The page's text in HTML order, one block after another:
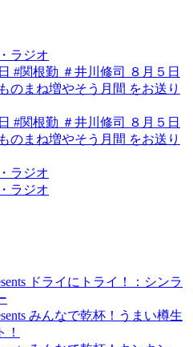
ラジオ
#関根勤 ＃井川修司 ８月５日
のまね増やそう月間 をお送り
#関根勤 ＃井川修司 ８月５日
のまね増やそう月間 をお送り
ラジオ
ラジオ
ドライにトライ！：シンラ
みんなで乾杯！うまい樽生
！